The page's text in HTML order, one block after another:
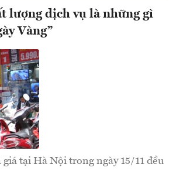
lượng dịch vụ là những gì
Vàng”
tại Hà Nội trong ngày 15/11 đều